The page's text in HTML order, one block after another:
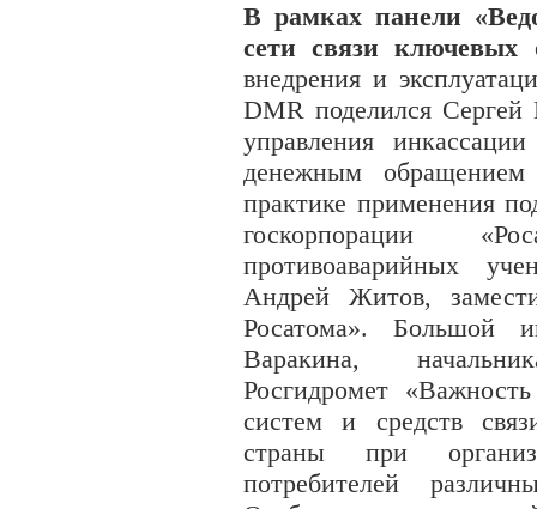
В рамках панели
сети связи ключевых
внедрения и
DMR поделился Сергей
управления
денежным
практике применения
госкорпорации
противоаварийных
Андрей Житов,
Росатома». Большой
Варакина,
Росгидромет
систем и средств
страны при
потребителей